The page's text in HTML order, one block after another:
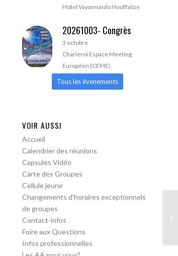
Hotel Vayamundo Houffalize
20261003- Congrès
3 octobre
Charleroi Espace Meeting
Européen (CEME)
Tous les évenements
VOIR AUSSI
Accueil
Calendrier des réunions
Capsules Vidéo
Carte des Groupes
Cellule jeune
Changements d’horaires exceptionnels
de groupes
Contact-infos
Foire aux Questions
Infos professionnelles